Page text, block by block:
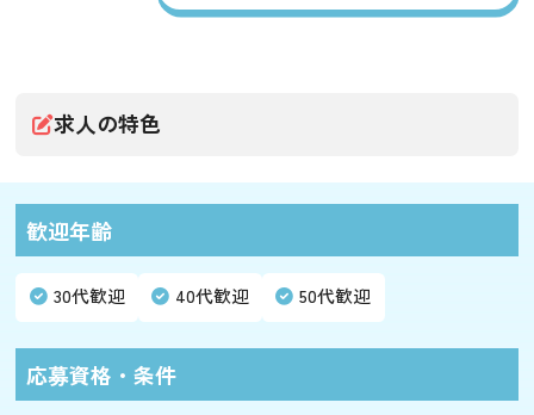
求人の特色
歓迎年齢
30代歓迎 40代歓迎 50代歓迎
応募資格・条件